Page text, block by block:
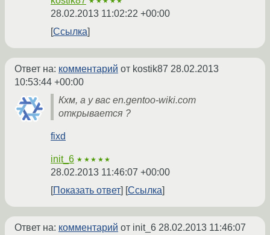
28.02.2013 11:02:22 +00:00
Ссылка
Ответ на: комментарий от kostik87 28.02.2013
10:53:44 +00:00
Кхм, а у вас en.gentoo-wiki.com
открывается ?
fixd
init_6 ★★★★★
28.02.2013 11:46:07 +00:00
Показать ответ
Ссылка
Ответ на: комментарий от init_6 28.02.2013 11:46:07